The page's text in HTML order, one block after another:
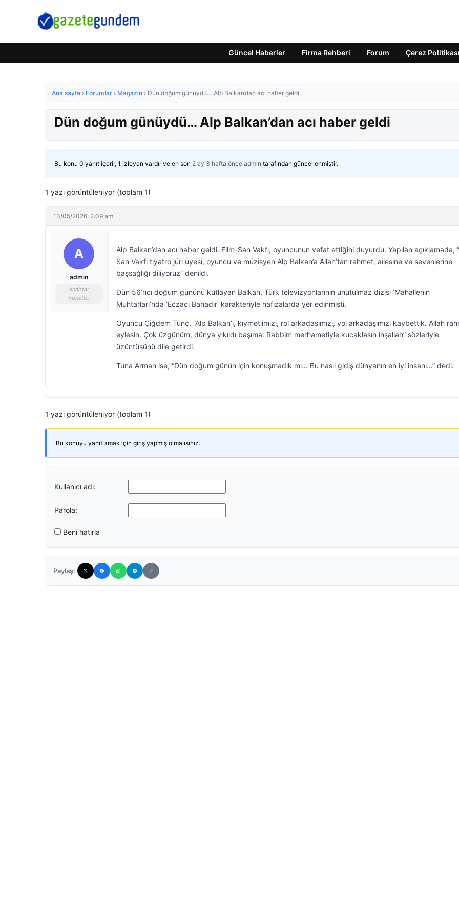
Güncel Haberler Firma Rehberi Forum Çerez Politikası
Ana sayfa › Forumlar › Magazin › Dün doğum günüydü… Alp Balkan’dan acı haber geldi
Dün doğum günüydü… Alp Balkan’dan acı haber geldi
Bu konu 0 yanıt içerir, 1 izleyen vardır ve en son 2 ay 3 hafta önce admin tarafından güncellenmiştir.
1 yazı görüntüleniyor (toplam 1)
13/05/2026: 2:09 am
A
admin
Anahtar
yönetici
Alp Balkan’dan acı haber geldi. Film-San Vakfı, oyuncunun vefat ettiğini duyurdu. Yapılan açıklamada,
San Vakfı tiyatro jüri üyesi, oyuncu ve müzisyen Alp Balkan’a Allah’tan rahmet, ailesine ve sevenlerine
başsağlığı diliyoruz” denildi.
Dün 56’ncı doğum gününü kutlayan Balkan, Türk televizyonlarının unutulmaz dizisi ‘Mahallenin
Muhtarları’nda ‘Eczacı Bahadır’ karakteriyle hafızalarda yer edinmişti.
Oyuncu Çiğdem Tunç, “Alp Balkan’ı, kıymetlimizi, rol arkadaşımızı, yol arkadaşımızı kaybettik. Allah
eylesin. Çok üzgünüm, dünya yıkıldı başıma. Rabbim merhametiyle kucaklasın inşallah” sözleriyle
üzüntüsünü dile getirdi.
Tuna Arman ise, “Dün doğum günün için konuşmadık mı… Bu nasıl gidiş dünyanın en iyi insanı…” dedi.
1 yazı görüntüleniyor (toplam 1)
Bu konuyu yanıtlamak için giriş yapmış olmalısınız.
Kullanıcı adı:
Parola:
Beni hatırla
Paylaş: